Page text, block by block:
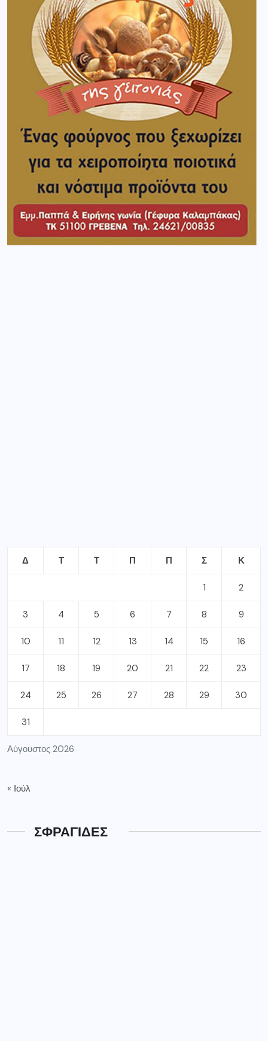
Αύγουστος 2026
Δ Τ Τ Π Π Σ Κ
1 2
3 4 5 6 7 8 9
10 11 12 13 14 15 16
17 18 19 20 21 22 23
24 25 26 27 28 29 30
31
« Ιούλ
ΣΦΡΑΓΙΔΕΣ